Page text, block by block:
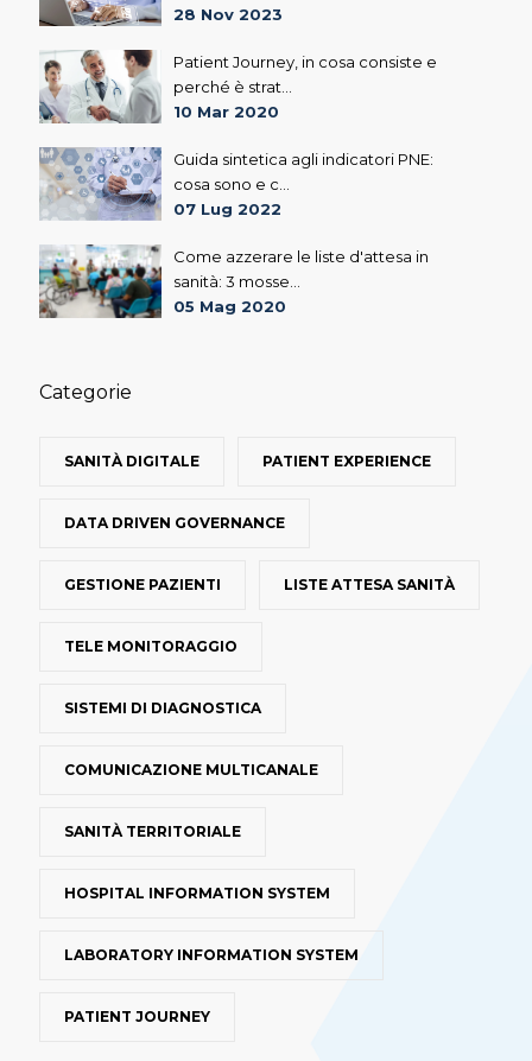
28 Nov 2023
Patient Journey, in cosa consiste e
perché è strat...
10 Mar 2020
Guida sintetica agli indicatori PNE:
cosa sono e c...
07 Lug 2022
Come azzerare le liste d'attesa in
sanità: 3 mosse...
05 Mag 2020
Categorie
SANITÀ DIGITALE PATIENT EXPERIENCE
DATA DRIVEN GOVERNANCE
GESTIONE PAZIENTI LISTE ATTESA SANITÀ
TELE MONITORAGGIO
SISTEMI DI DIAGNOSTICA
COMUNICAZIONE MULTICANALE
SANITÀ TERRITORIALE
HOSPITAL INFORMATION SYSTEM
LABORATORY INFORMATION SYSTEM
PATIENT JOURNEY